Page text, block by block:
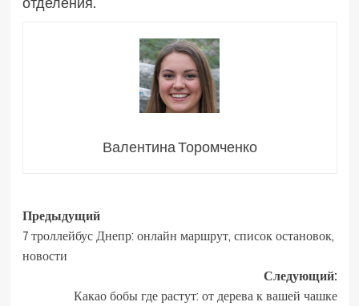
Валентина Торомченко
Навигация
записи
Предыдущий
7 троллейбус Днепр: онлайн маршрут, список остановок,
новости
Следующий:
Какао бобы где растут: от дерева к вашей чашке